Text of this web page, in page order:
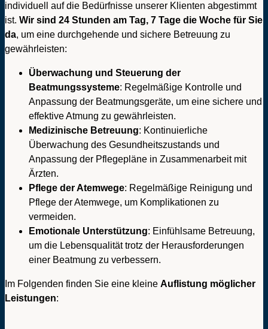
individuell auf die Bedürfnisse unserer Klienten abgestimmt
ist. Wir sind 24 Stunden am Tag, 7 Tage die Woche für Sie
da, um eine durchgehende und sichere Betreuung zu
gewährleisten:
Überwachung und Steuerung der
Beatmungssysteme: Regelmäßige Kontrolle und
Anpassung der Beatmungsgeräte, um eine sichere und
effektive Atmung zu gewährleisten.
Medizinische Betreuung: Kontinuierliche
Überwachung des Gesundheitszustands und
Anpassung der Pflegepläne in Zusammenarbeit mit
Ärzten.
Pflege der Atemwege: Regelmäßige Reinigung und
Pflege der Atemwege, um Komplikationen zu
vermeiden.
Emotionale Unterstützung: Einfühlsame Betreuung,
um die Lebensqualität trotz der Herausforderungen
einer Beatmung zu verbessern.
Im Folgenden finden Sie eine kleine Auflistung möglicher
Leistungen: